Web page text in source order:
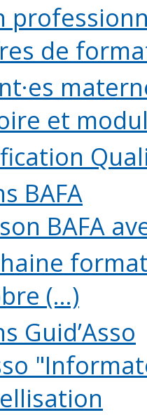
de
et
BAFA
BAFA
(...)
Guid’Asso